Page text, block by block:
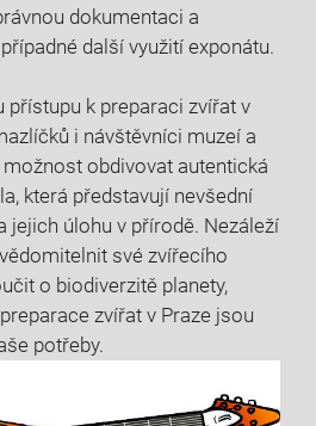
dokumentaci a
další​ využití exponátu.
k preparaci zvířat ⁤v
i‌ návštěvníci muzeí ⁢a⁣
obdivovat ⁤autentická
která ​představují nevšední​
jejich úlohu v ⁣přírodě. ⁤Nezáleží
‌své zvířecího
o biodiverzitě planety,
zvířat ⁣v Praze jsou
potřeby.